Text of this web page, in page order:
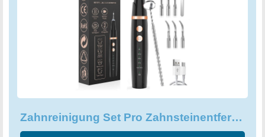
Zahnreinigung Set Pro Zahnsteinentferner Ultraschall für Pflege